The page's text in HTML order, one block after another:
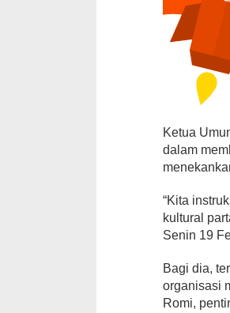
Ketua
dalam
“Kita
kultural
Senin 19
Bagi dia,
organisasi
Romi,